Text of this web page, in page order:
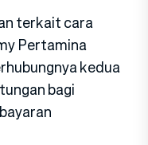
terkait cara
Pertamina
kedua
bagi